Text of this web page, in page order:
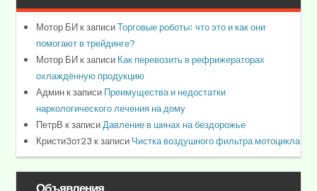
Мотор БИк записиТорговые роботы: что это и как они
помогают в трейдинге?
Мотор БИк записиКак перевозить в рефрижераторах
охлаждённую продукцию
Админк записиПреимущества и недостатки
наркологического лечения на дому
ПетрВ к записиДавление в шинах на бездорожье
Кристи3от23 к записиЧистка воздушного фильтра мотоцикла